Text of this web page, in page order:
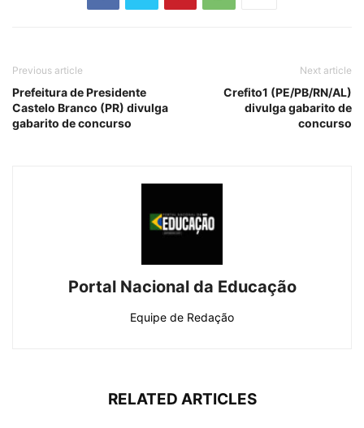
Previous article
Prefeitura de Presidente
Castelo Branco (PR) divulga
gabarito de concurso
Next article
Crefito1 (PE/PB/RN/AL)
divulga gabarito de
concurso
Portal Nacional da Educação
Equipe de Redação
RELATED ARTICLES